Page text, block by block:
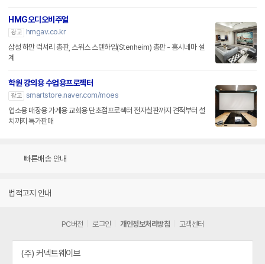
HMG오디오비주얼
광고
hmgav.co.kr
삼성 하만 럭셔리 총판, 스위스 스텐하임(Stenheim) 총판 - 홈시네마 설
계
학원 강의용 수업용프로젝터
광고 smartstore.naver.com/moes
업소용 매장용 가게용 교회용 단초점프로젝터 전자칠판까지 견적부터 설
치까지 특가판매
빠른배송 안내
법적고지 안내
PC버전 로그인 개인정보처리방침 고객센터
(주) 커넥트웨이브